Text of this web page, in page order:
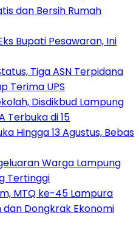
dan Bersih Rumah
Bupati Pesawaran, Ini
Tiga ASN Terpidana
Terima UPS
Disdikbud Lampung
Terbuka di 15
Hingga 13 Agustus, Bebas
Warga Lampung
Tertinggi
MTQ ke-45 Lampura
Dongkrak Ekonomi